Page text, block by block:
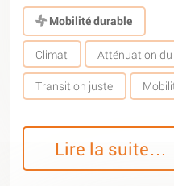
Mobilité durable
Climat Atténuation
Transition juste
Lire la suite…